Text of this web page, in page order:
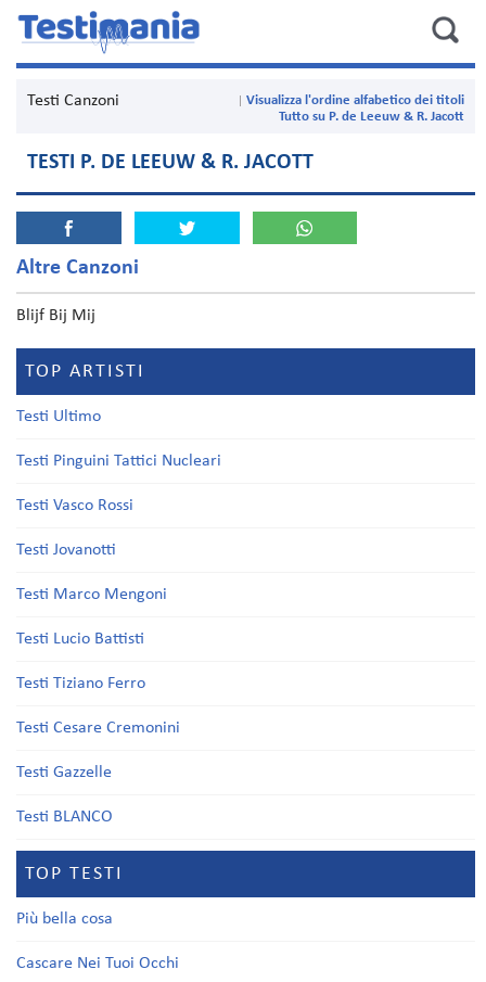
Testi Canzoni
Visualizza l'ordine alfabetico dei titoli
Tutto su P. de Leeuw & R. Jacott
TESTI P. DE LEEUW & R. JACOTT
Altre Canzoni
Blijf Bij Mij
TOP ARTISTI
Testi Ultimo
Testi Pinguini Tattici Nucleari
Testi Vasco Rossi
Testi Jovanotti
Testi Marco Mengoni
Testi Lucio Battisti
Testi Tiziano Ferro
Testi Cesare Cremonini
Testi Gazzelle
Testi BLANCO
TOP TESTI
Più bella cosa
Cascare Nei Tuoi Occhi